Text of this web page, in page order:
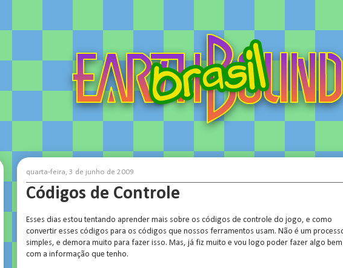
quarta-feira, 3 de junho de 2009
Códigos de Controle
Esses dias estou tentando aprender mais sobre os códigos de controle do jogo, e como
convertir esses códigos para os códigos que nossos ferramentos usam. Não é um
simples, e demora muito para fazer isso. Mas, já fiz muito e vou logo poder fazer algo
com a informação que tenho.